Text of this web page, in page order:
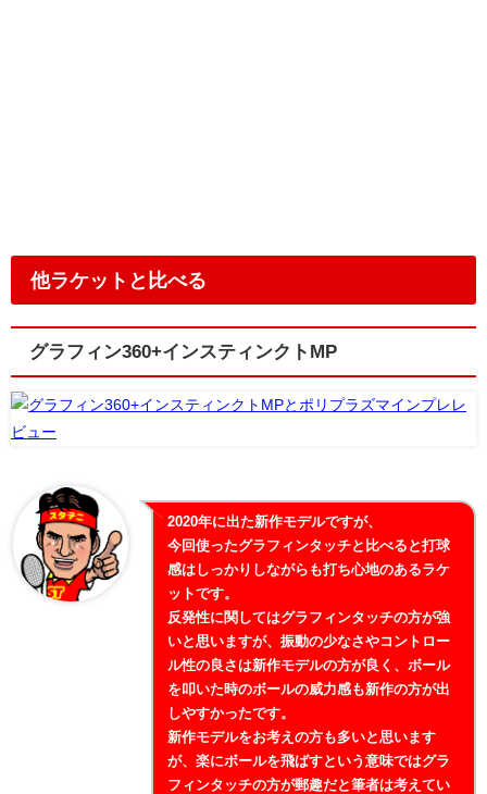
他ラケットと比べる
グラフィン360+インスティンクトMP
2020年に出た新作モデルですが、
今回使ったグラフィンタッチと比べると打球
感はしっかりしながらも打ち心地のあるラケ
ットです。
反発性に関してはグラフィンタッチの方が強
いと思いますが、振動の少なさやコントロー
ル性の良さは新作モデルの方が良く、ボール
を叩いた時のボールの威力感も新作の方が出
しやすかったです。
新作モデルをお考えの方も多いと思います
が、楽にボールを飛ばすという意味ではグラ
フィンタッチの方が郵趣だと筆者は考えてい